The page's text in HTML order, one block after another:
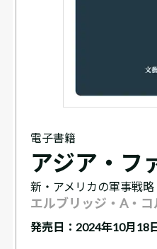
電子書籍
アジア・フ
新・アメリカの軍事戦略
エルブリッジ・A・コ
発売日：2024年10月18日